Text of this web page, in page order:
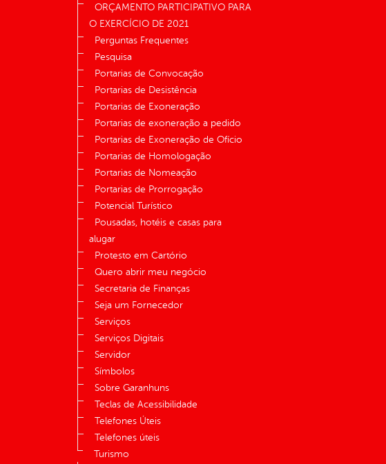
ORÇAMENTO PARTICIPATIVO PARA
O EXERCÍCIO DE 2021
Perguntas Frequentes
Pesquisa
Portarias de Convocação
Portarias de Desistência
Portarias de Exoneração
Portarias de exoneração a pedido
Portarias de Exoneração de Ofício
Portarias de Homologação
Portarias de Nomeação
Portarias de Prorrogação
Potencial Turístico
Pousadas, hotéis e casas para
alugar
Protesto em Cartório
Quero abrir meu negócio
Secretaria de Finanças
Seja um Fornecedor
Serviços
Serviços Digitais
Servidor
Símbolos
Sobre Garanhuns
Teclas de Acessibilidade
Telefones Úteis
Telefones úteis
Turismo